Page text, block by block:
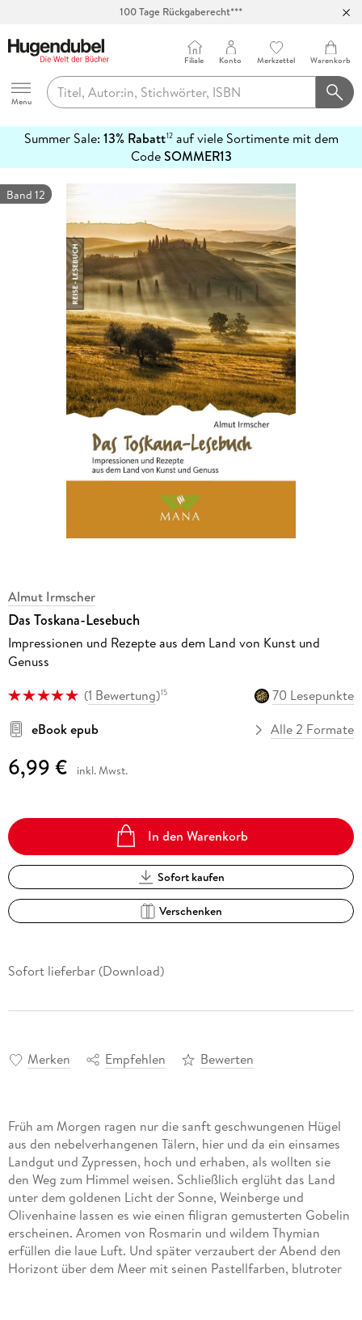
100 Tage Rückgaberecht***
Hugendubel
Menu
Filiale Konto Merkzettel Warenkorb
Summer Sale: 13% Rabatt12auf viele Sortimente mit dem
CodeSOMMER13
erfahren
Band 12
Almut Irmscher
Das Toskana-Lesebuch
Impressionen und Rezepte aus dem Land von Kunst und
Genuss
(1 Bewertung)15
70 Lesepunkte
eBook epub
Alle 2 Formate
6,99 € inkl. Mwst.
In den Warenkorb
Sofort kaufen
Verschenken
Sofort lieferbar (Download)
Merken Empfehlen Bewerten
Früh am Morgen ragen nur die sanft geschwungenen Hügel
aus den nebelverhangenen Tälern, hier und da ein einsames
Landgut und Zypressen, hoch und erhaben, als wollten sie
den Weg zum Himmel weisen. Schließlich erglüht das Land
unter dem goldenen Licht der Sonne, Weinberge und
Olivenhaine lassen es wie einen filigran gemusterten Gobelin
erscheinen. Aromen von Rosmarin und wildem Thymian
erfüllen die laue Luft. Und später verzaubert der Abend den
Horizont über dem Meer mit seinen Pastellfarben, blutroter